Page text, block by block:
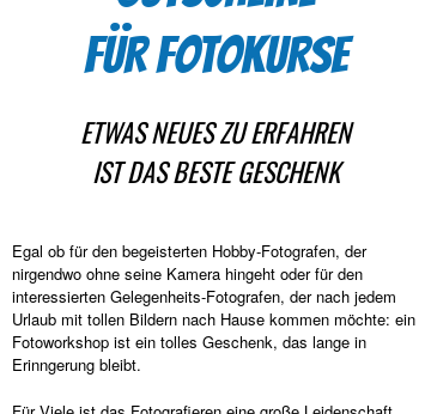
FÜR FOTOKURSE
ETWAS NEUES ZU ERFAHREN
IST DAS BESTE GESCHENK
Egal ob für den begeisterten Hobby-Fotografen, der
nirgendwo ohne seine Kamera hingeht oder für den
interessierten Gelegenheits-Fotografen, der nach jedem
Urlaub mit tollen Bildern nach Hause kommen möchte: ein
Fotoworkshop ist ein tolles Geschenk, das lange in
Erinngerung bleibt.